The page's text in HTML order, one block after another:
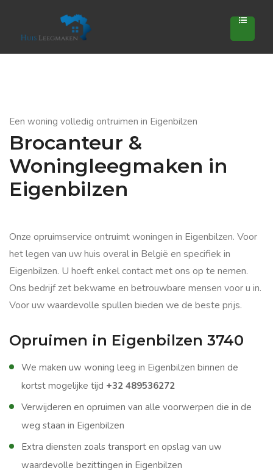
Een woning volledig ontruimen in Eigenbilzen
Brocanteur &
Woningleegmaken in
Eigenbilzen
Onze opruimservice ontruimt woningen in Eigenbilzen. Voor
het legen van uw huis overal in België en specifiek in
Eigenbilzen. U hoeft enkel contact met ons op te nemen.
Ons bedrijf zet bekwame en betrouwbare mensen voor u in.
Voor uw waardevolle spullen bieden we de beste prijs.
Opruimen in Eigenbilzen 3740
We maken uw woning leeg in Eigenbilzen binnen de
kortst mogelijke tijd +32 489536272
Verwijderen en opruimen van alle voorwerpen die in de
weg staan in Eigenbilzen
Extra diensten zoals transport en opslag van uw
waardevolle bezittingen in Eigenbilzen